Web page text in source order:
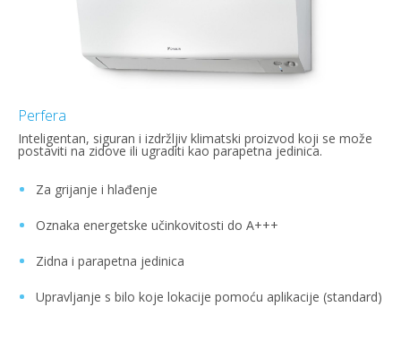
Perfera
Inteligentan, siguran i izdržljiv klimatski proizvod koji se može
postaviti na zidove ili ugraditi kao parapetna jedinica.
Za grijanje i hlađenje
Oznaka energetske učinkovitosti do A+++
Zidna i parapetna jedinica
Upravljanje s bilo koje lokacije pomoću aplikacije (standard)